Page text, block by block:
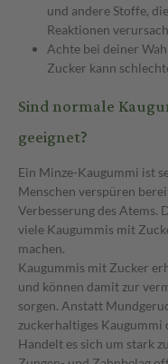
und andere Stoffe,
Reaktionen
Achte bei deiner
Zucker kann
Sind normale
geeignet?
Ein Minze-Kaugummi ist
Menschen verspüren
Verbesserung des Atems.
viele Kaugummis mit
machen.
Kaugummis mit Zucker
und können damit zur
sorgen. Anstatt
zuckerhaltiges
Handelt es sich um stark